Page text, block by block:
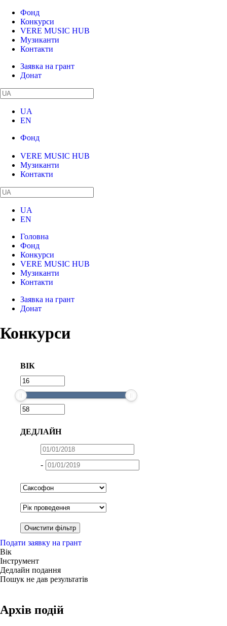
Фонд
Конкурси
VERE MUSIC HUB
Музиканти
Контакти
Заявка на грант
Донат
UA
EN
Фонд
VERE MUSIC HUB
Музиканти
Контакти
UA
EN
Головна
Фонд
Конкурси
VERE MUSIC HUB
Музиканти
Контакти
Заявка на грант
Донат
Конкурси
ВІК
ДЕДЛАЙН
-
Подати заявку на грант
Вік
Інструмент
Дедлайн подання
Пошук не дав результатів
Архів подій